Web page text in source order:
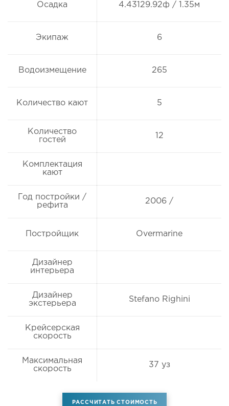
Осадка 4.43129.92ф / 1.35м
Экипаж 6
Водоизмещение 265
Количество кают 5
Количество
гостей
12
Комплектация
кают
Год постройки /
рефита
2006 /
Постройщик Overmarine
Дизайнер
интерьера
Дизайнер
экстерьера
Stefano Righini
Крейсерская
скорость
Максимальная
скорость
37 уз
РАССЧИТАТЬ СТОИМОСТЬ